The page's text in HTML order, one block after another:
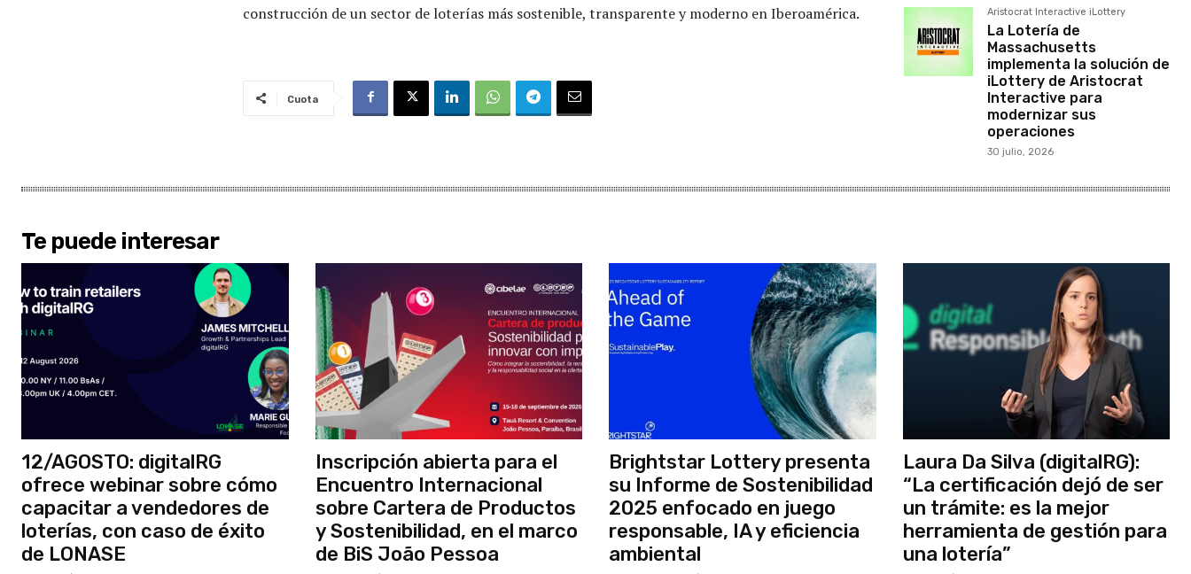
construcción de un sector de loterías más sostenible, transparente y moderno en Iberoamérica.
Cuota
Aristocrat Interactive iLottery
La Lotería de
Massachusetts
implementa la solución de
iLottery de Aristocrat
Interactive para
modernizar sus
operaciones
30 julio, 2026
Te puede interesar
12/AGOSTO: digitalRG
ofrece webinar sobre cómo
capacitar a vendedores de
loterías, con caso de éxito
de LONASE
Inscripción abierta para el
Encuentro Internacional
sobre Cartera de Productos
y Sostenibilidad, en el marco
de BiS João Pessoa
Brightstar Lottery presenta
su Informe de Sostenibilidad
2025 enfocado en juego
responsable, IA y eficiencia
ambiental
Laura Da Silva (digitalRG):
“La certificación dejó de ser
un trámite: es la mejor
herramienta de gestión para
una lotería”